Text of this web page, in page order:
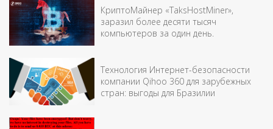
КриптоМайнер «TaksHostMiner»,
заразил более десяти тысяч
компьютеров за один день.
Технология Интернет-безопасности
компании Qihoo 360 для зарубежных
стран: выгоды для Бразилии